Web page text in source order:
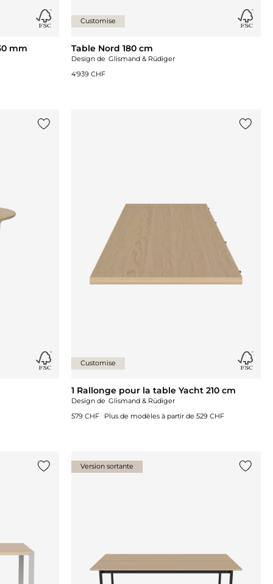
mm
Customise
Table Nord 180 cm
Design de Glismand & Rüdiger
4'939 CHF
Customise
1 Rallonge pour la table Yacht 210 cm
Design de Glismand & Rüdiger
579 CHF
Plus de modèles à partir de 529 CHF
Version sortante